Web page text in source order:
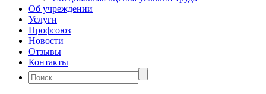
Об учреждении
Услуги
Профсоюз
Новости
Отзывы
Контакты